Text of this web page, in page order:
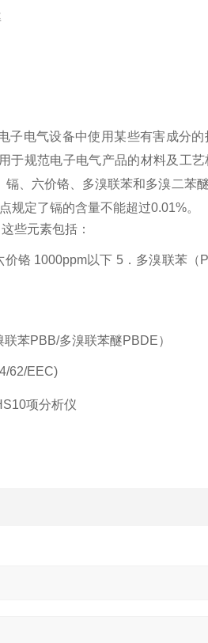
子电气设备中使用某些有害成分的
于规范电子电气产品的材料及 工
镉 六价铬 多溴联苯和多溴二苯
规定了镉的含量不能超过0.01%。
些元素包括：
铬 1000ppm以下 5．多溴联苯（
联苯PBB/多溴联苯醚PBDE）
62/EEC)